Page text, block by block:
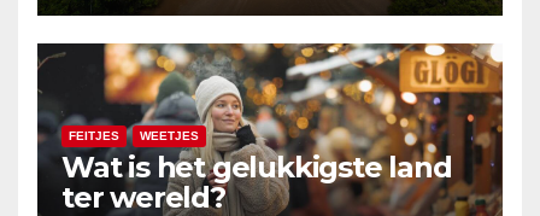
FEITJES WEETJES
Wat is het gelukkigste land
ter wereld?